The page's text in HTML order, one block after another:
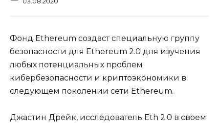
Фонд Ethereum создаст специальную группу
безопасности для Ethereum 2.0 для изучения
любых потенциальных проблем
кибербезопасности и криптоэкономики в
следующем поколении сети Ethereum.
Джастин Дрейк, исследователь Eth 2.0 в своем